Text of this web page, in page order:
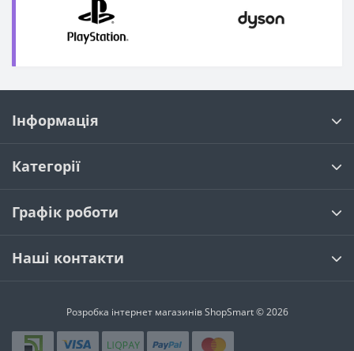
Інформація
Категорії
Графік роботи
Наші контакти
Розробка інтернет магазинівShopSmart © 2026